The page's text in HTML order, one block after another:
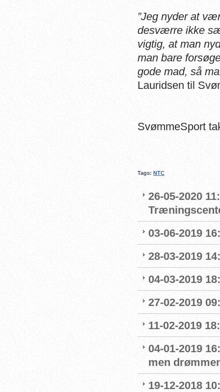
”Jeg nyder at
desværre ikke
vigtig, at man
man bare
gode mad, så
Lauridsen til
SvømmeSport
Tags: NTC
26-05-2020
03-06-2019
28-03-2019
04-03-2019
27-02-2019
11-02-2019
04-01-2019
men
19-12-2018